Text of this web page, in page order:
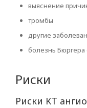
выяснение
тромбы
другие
болезнь
Риски
Риски КТ